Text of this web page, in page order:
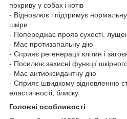
покриву у собак і котів
- Відновлює і підтримує нормальну
шкіри
- Попереджає прояв сухості,
- Має протизапальну дію
- Сприяє регенерації клітин і
- Посилює захисні функції
- Має антиоксидантну дію
- Сприяє швидкому відновленню
еластичності, блиску.
Головні особливості